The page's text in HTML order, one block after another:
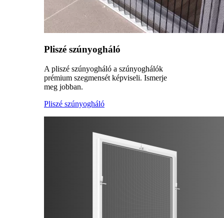
Pliszé szúnyogháló
A pliszé szúnyogháló a szúnyoghálók
prémium szegmensét képviseli. Ismerje
meg jobban.
Pliszé szúnyogháló